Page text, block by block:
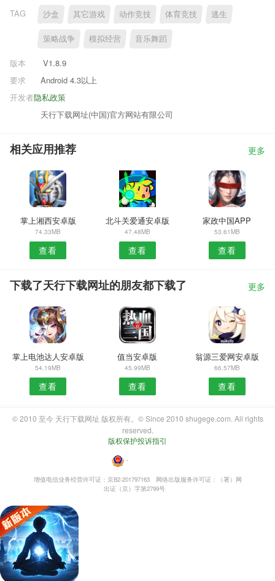
TAG 沙盒 其它游戏 动作竞技 体育竞技 逃生
策略战争 模拟经营 音乐舞蹈
版本
V1.8.9
要求
Android 4.3以上
隐私政策
开发者
天行下载网址(中国)官方网站有限公司
相关应用推荐 更多
掌上湘西安卓版
74.33MB
查看
北斗关爱通安卓版
47.48MB
查看
家政中国APP
53.61MB
查看
下载了天行下载网址的朋友都下载了 更多
掌上电池达人安卓版
54.19MB
查看
值当安卓版
45.99MB
查看
翁源三爱网安卓版
66.57MB
查看
© 2010 至今 天行下载网址 版权所有。© Since 2010 shugege.com. All rights
reserved.
版权保护投诉指引
・
增值电信业务经营许可证：京B2-201797163
网络出版服务许可证：（署）网
出证（京）字第2799号